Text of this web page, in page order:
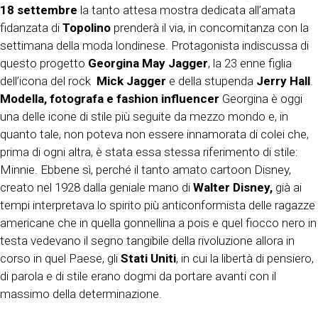
18 settembre la tanto attesa mostra dedicata all’amata
fidanzata di Topolino prenderà il via, in concomitanza con la
settimana della moda londinese. Protagonista indiscussa di
questo progetto Georgina May Jagger, la 23 enne figlia
dell’icona del rock Mick Jagger e della stupenda Jerry Hall
Modella, fotografa e fashion influencer Georgina è oggi
una delle icone di stile più seguite da mezzo mondo e, in
quanto tale, non poteva non essere innamorata di colei che,
prima di ogni altra, è stata essa stessa riferimento di stile:
Minnie. Ebbene sì, perché il tanto amato cartoon Disney,
creato nel 1928 dalla geniale mano di Walter Disney, già ai
tempi interpretava lo spirito più anticonformista delle ragazze
americane che in quella gonnellina a pois e quel fiocco nero in
testa vedevano il segno tangibile della rivoluzione allora in
corso in quel Paese, gli Stati Uniti, in cui la libertà di pensiero,
di parola e di stile erano dogmi da portare avanti con il
massimo della determinazione.